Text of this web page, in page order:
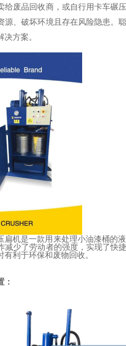
给废品回收商，或自行用卡车碾
源、破坏环境且存在风险隐患。
决方案。
扁机是一款用来处理小油漆桶的
减少了劳动者的强度，实现了快
利于环保和废物回收。
：